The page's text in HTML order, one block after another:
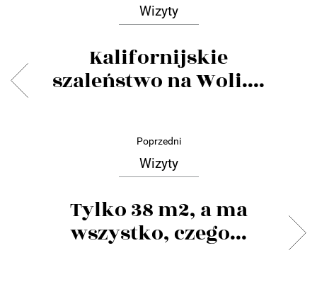
Wizyty
Kalifornijskie
szaleństwo na Woli....
Poprzedni
Wizyty
Tylko 38 m2, a ma
wszystko, czego...